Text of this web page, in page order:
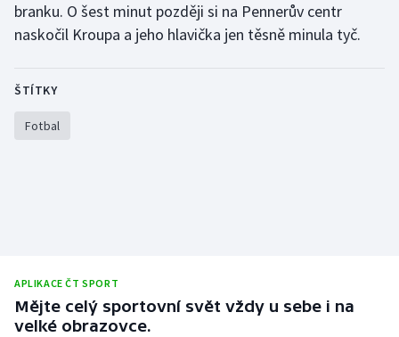
Sportovní střelba
Triatlon
branku. O šest minut později si na Pennerův centr
naskočil Kroupa a jeho hlavička jen těsně minula tyč.
ŠTÍTKY
Fotbal
APLIKACE ČT SPORT
Mějte celý sportovní svět vždy u sebe i na
velké obrazovce.